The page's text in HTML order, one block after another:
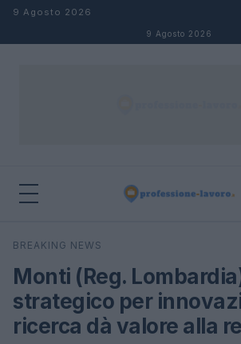
Salta al contenuto
9 Agosto 2026
9 Agosto 2026
Cerca
BREAKING NEWS
Monti (Reg.
strategico per
ricerca dà valore alla